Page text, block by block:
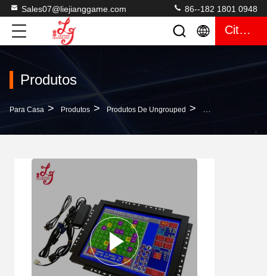
Sales07@liejianggame.com 86--182 1801 0948
Citações
Produtos
Para Casa > Produtos > Produtos De Ungrouped > 19 Tela Táctil